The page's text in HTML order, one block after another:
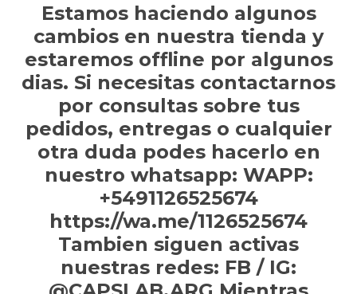
Estamos haciendo algunos
cambios en nuestra tienda y
estaremos offline por algunos
dias. Si necesitas contactarnos
por consultas sobre tus
pedidos, entregas o cualquier
otra duda podes hacerlo en
nuestro whatsapp: WAPP:
+5491126525674
https://wa.me/1126525674
Tambien siguen activas
nuestras redes: FB / IG: